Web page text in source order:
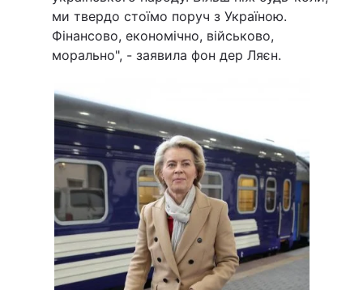
Цікавинки Погода
Екологія Регіони
Лонгріди
Відео з Youtube Статті
Думки
Архів Вакансії
Контакти
Послуги
ми твердо стоїмо поруч з Україною.
Фінансово, економічно, військово,
морально", - заявила фон дер Ляєн.